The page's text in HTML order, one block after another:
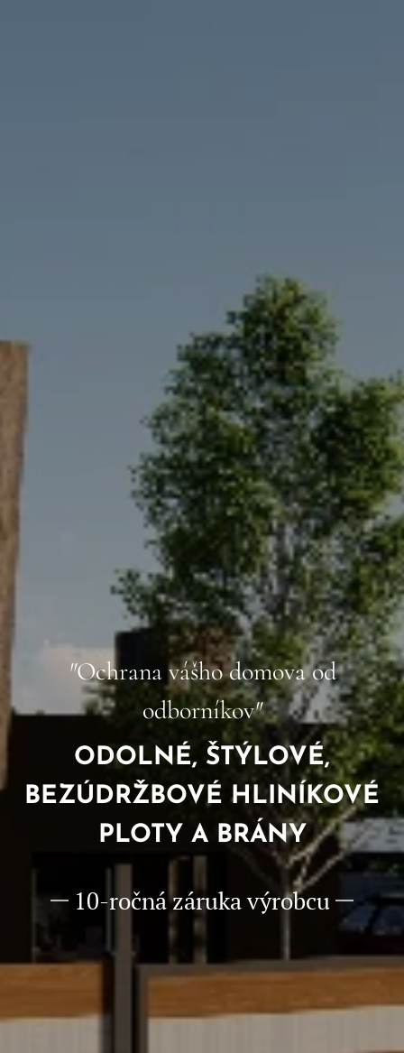
"Ochrana vášho domova od
odborníkov"
ODOLNÉ, ŠTÝLOVÉ,
BEZÚDRŽBOVÉ HLINÍKOVÉ
PLOTY A BRÁNY
10-ročná záruka výrobcu